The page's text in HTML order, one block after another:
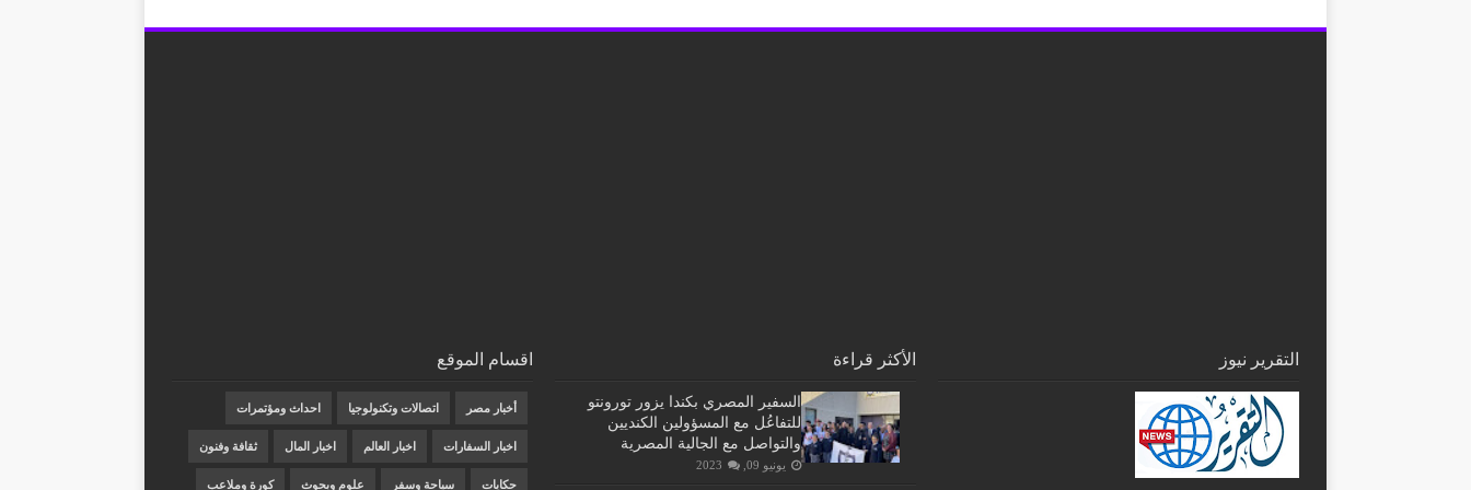
التقرير نيوز الأكثر قراءة
السفير المصري بكندا يزور تورونتو
للتفاعُل مع المسؤولين الكنديين
والتواصل مع الجالية المصرية
يونيو 09, 2023
اقسام الموقع
أخبار مصر اتصالات وتكنولوجيا احداث ومؤتمرات
اخبار السفارات اخبار العالم اخبار المال ثقافة وفنون
حكايات سياحة وسفر علوم وبحوث كورة وملاعب